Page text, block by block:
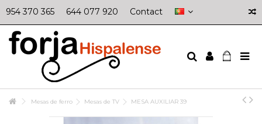
954 370 365 644 077 920 Contact
Mesas de ferro Mesas de TV MESA AUXILIAR 39